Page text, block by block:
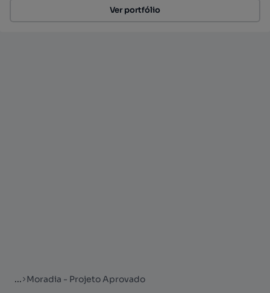
Ver portfólio
... Moradia - Projeto Aprovado